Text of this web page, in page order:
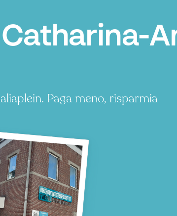
Paga meno, risparmia